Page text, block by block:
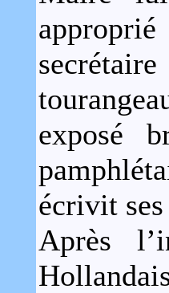
exposé
écrivit
Après